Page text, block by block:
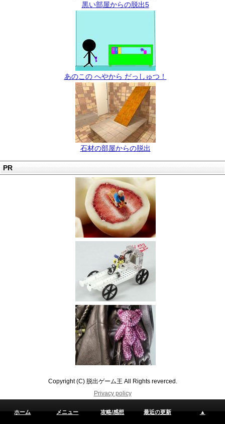
黒い部屋からの脱出5
あのこの へやから だっしゅつ！
石材の部屋からの脱出
PR
Copyright (C) 脱出ゲーム王 All Rights reverced.
Privacy policy
ホーム メニュー 攻略/感想 最近の更新 ▲